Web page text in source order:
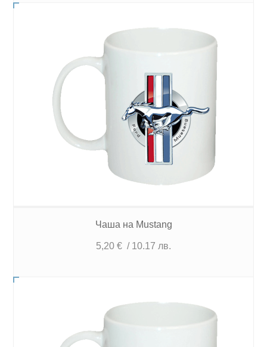
Чаша на Mustang
5,20 € / 10.17 лв.